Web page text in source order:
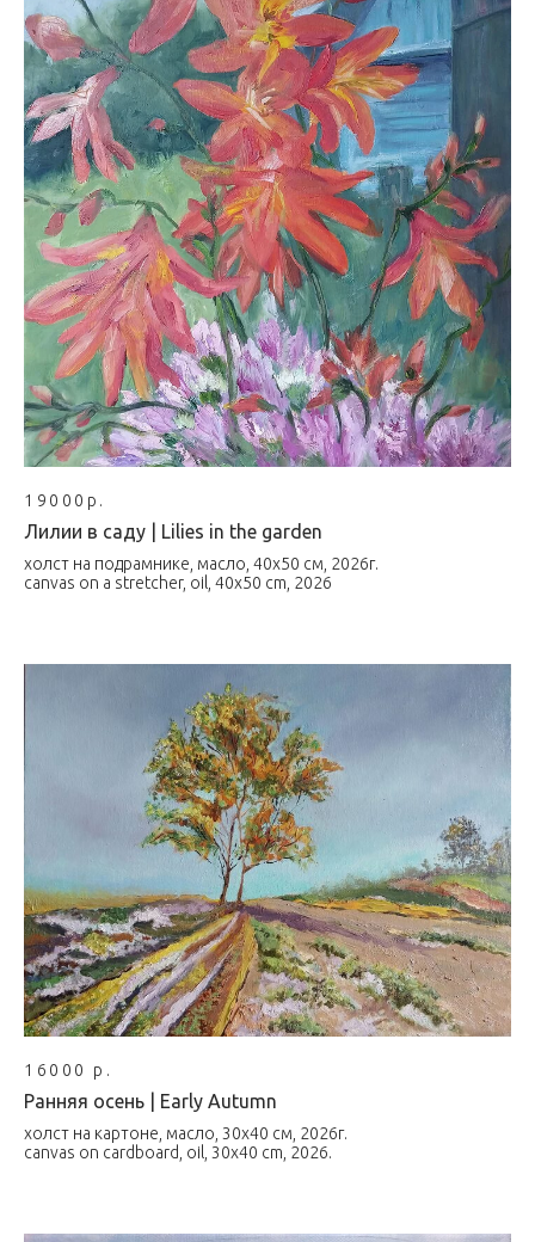
19000р.
Лилии в саду | Lilies in the garden
холст на подрамнике, масло, 40х50 см, 2026г.
canvas on a stretcher, oil, 40x50 cm, 2026
16000 р.
Ранняя осень | Early Autumn
холст на картоне, масло, 30х40 см, 2026г.
canvas on cardboard, oil, 30x40 cm, 2026.